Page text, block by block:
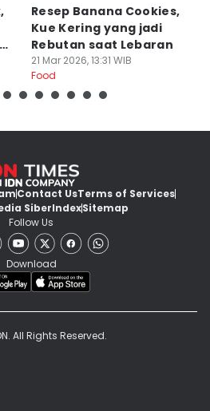
Resep Banana Cookies,
Kue Kering yang jadi
Rebutan saat Lebaran
21 Mar 2026, 13:31 WIB
Food
Contact UsTerms of Services
SiberIndexSitemap
Follow Us
Download
All Rights Reserved.